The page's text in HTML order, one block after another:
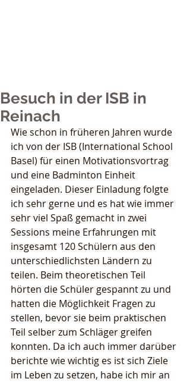
Besuch in der ISB in
Reinach
Wie schon in früheren Jahren wurde
ich von der ISB (International School
Basel) für einen Motivationsvortrag
und eine Badminton Einheit
eingeladen. Dieser Einladung folgte
ich sehr gerne und es hat wie immer
sehr viel Spaß gemacht in zwei
Sessions meine Erfahrungen mit
insgesamt 120 Schülern aus den
unterschiedlichsten Ländern zu
teilen. Beim theoretischen Teil
hörten die Schüler gespannt zu und
hatten die Möglichkeit Fragen zu
stellen, bevor sie beim praktischen
Teil selber zum Schläger greifen
konnten. Da ich auch immer darüber
berichte wie wichtig es ist sich Ziele
im Leben zu setzen, habe ich mir an